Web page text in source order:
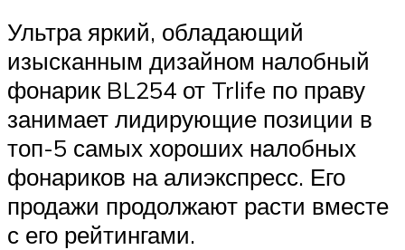
Ультра яркий, обладающий
изысканным дизайном налобный
фонарик BL254 от Trlife по праву
занимает лидирующие позиции в
топ-5 самых хороших налобных
фонариков на алиэкспресс. Его
продажи продолжают расти вместе
с его рейтингами.